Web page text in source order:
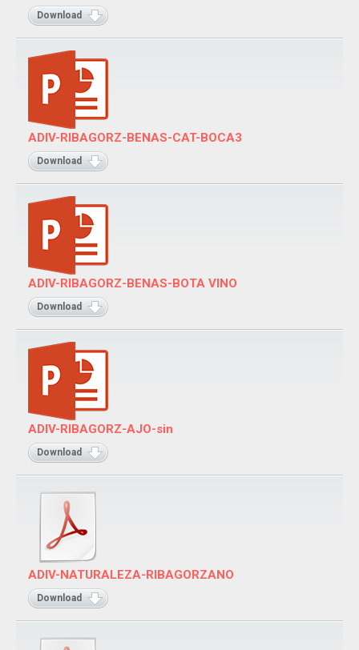
Download
ADIV-RIBAGORZ-BENAS-CAT-BOCA3
Download
ADIV-RIBAGORZ-BENAS-BOTA VINO
Download
ADIV-RIBAGORZ-AJO-sin
Download
ADIV-NATURALEZA-RIBAGORZANO
Download